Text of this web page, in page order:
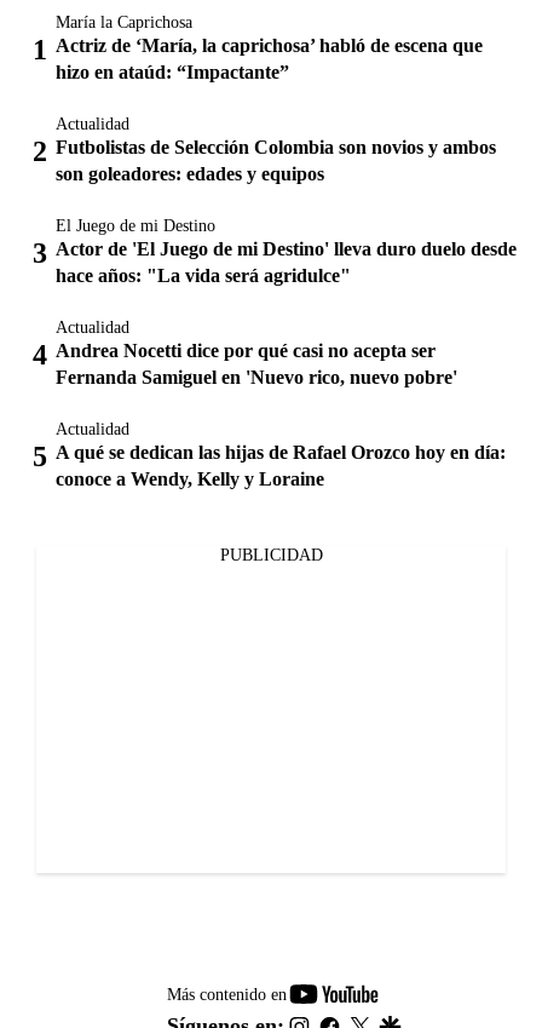
María la Caprichosa
Actriz de ‘María, la caprichosa’ habló de escena que
hizo en ataúd: “Impactante”
Actualidad
Futbolistas de Selección Colombia son novios y ambos
son goleadores: edades y equipos
El Juego de mi Destino
Actor de 'El Juego de mi Destino' lleva duro duelo desde
hace años: "La vida será agridulce"
Actualidad
Andrea Nocetti dice por qué casi no acepta ser
Fernanda Samiguel en 'Nuevo rico, nuevo pobre'
Actualidad
A qué se dedican las hijas de Rafael Orozco hoy en día:
conoce a Wendy, Kelly y Loraine
PUBLICIDAD
Más contenido en
youtube-
footer
instagram
facebook
twitter